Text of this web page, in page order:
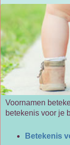
Voornamen
betekenis voor je
Betekenis